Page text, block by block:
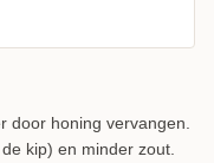
door honing vervangen.
kip) en minder zout.